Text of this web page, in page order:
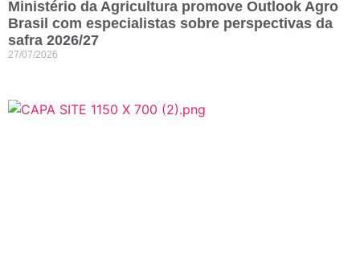
Ministério da Agricultura promove Outlook Agro
Brasil com especialistas sobre perspectivas da
safra 2026/27
27/07/2026